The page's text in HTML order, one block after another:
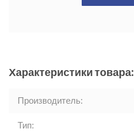
Характеристики товара:
Производитель:
Тип: